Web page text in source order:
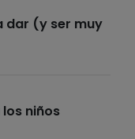
dar (y ser muy
los niños